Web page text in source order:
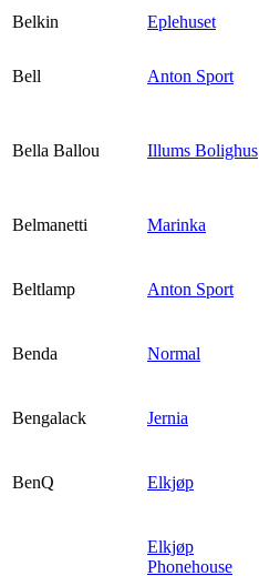
Belkin
Eplehuset
Bell Anton Sport
Bella Ballou Illums Bolighus
Belmanetti Marinka
Beltlamp Anton Sport
Benda Normal
Bengalack Jernia
BenQ Elkjøp
Elkjøp
Phonehouse